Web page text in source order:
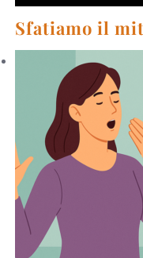
Sfatiamo il